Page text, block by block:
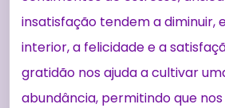
insatisfação tendem a diminuir,
interior, a felicidade e a
gratidão nos ajuda a cultivar
abundância, permitindo que